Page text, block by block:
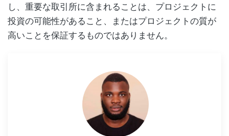
し、重要な取引所に含まれることは、プロジェクトに
投資の可能性があること、またはプロジェクトの質が
高いことを保証するものではありません。